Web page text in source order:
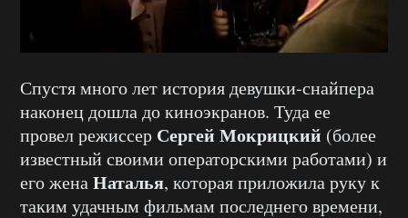
Спустя много лет историядевушки-снайпера
наконецдошла до киноэкранов. Тудаее
провелрежиссер Сергей Мокрицкий (более
известный своими операторскими работами) и
его женаНаталья, которая приложила руку к
таким удачным фильмам последнего времени,